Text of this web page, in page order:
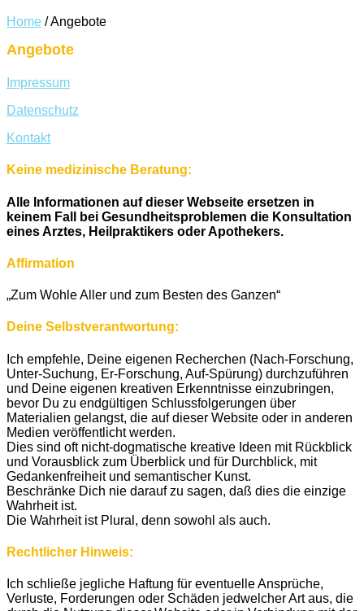
Home /Angebote
Angebote
Impressum
Datenschutz
Kontakt
Keine medizinische Beratung:
Alle Informationen auf dieser Webseite ersetzen in
keinem Fall bei Gesundheitsproblemen die Konsultation
eines Arztes, Heilpraktikers oder Apothekers.
Affirmation
„Zum Wohle Aller und zum Besten des Ganzen“
Deine Selbstverantwortung:
Ich empfehle, Deine eigenen Recherchen (Nach-Forschung,
Unter-Suchung, Er-Forschung, Auf-Spürung) durchzuführen
und Deine eigenen kreativen Erkenntnisse einzubringen,
bevor Du zu endgültigen Schlussfolgerungen über
Materialien gelangst, die auf dieser Website oder in anderen
Medien veröffentlicht werden.
Dies sind oft nicht-dogmatische kreative Ideen mit Rückblick
und Vorausblick zum Überblick und für Durchblick, mit
Gedankenfreiheit und semantischer Kunst.
Beschränke Dich nie darauf zu sagen, daß dies die einzige
Wahrheit ist.
Die Wahrheit ist Plural, denn sowohl als auch.
Rechtlicher Hinweis:
Ich schließe jegliche Haftung für eventuelle Ansprüche,
Verluste, Forderungen oder Schäden jedwelcher Art aus, die